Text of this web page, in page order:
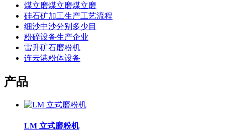
煤立磨煤立磨煤立磨
硅石矿加工生产工艺流程
细沙中沙分别多少目
粉碎设备生产企业
雷升矿石磨粉机
连云港粉体设备
产品
LM 立式磨粉机